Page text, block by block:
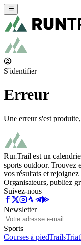
S'identifier
Erreur
Une erreur s'est
RunTrail est un
sports outdoor. Trouvez
vos résultats et
Organisateurs, publiez
Suivez-nous
Newsletter
Sports
Courses à piedTrails